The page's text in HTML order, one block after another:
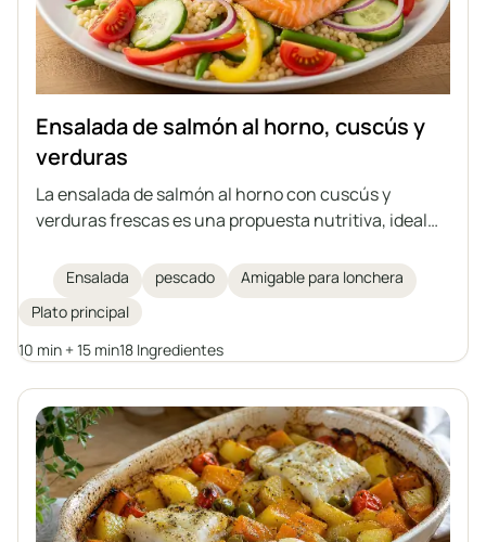
Ensalada de salmón al horno, cuscús y
verduras
La ensalada de salmón al horno con cuscús y
verduras frescas es una propuesta nutritiva, ideal
trabajo. La combinación de salmón jugoso con un
adobo aromático, verduras y un aderezo de limón y
aceite de oliva crea un plato lleno de sabor y valor
nutricional.
Ensalada pescado
Amigable para lonchera
Plato principal
10 min + 15 min18 Ingredientes